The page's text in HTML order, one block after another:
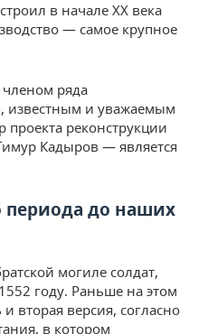
в начале XX века
— самое крупное
ряда
известным и уважаемым
реконструкции
Кадыров — является
периода до наших
могиле солдат,
году. Раньше на этом
вторая версия, согласно
в котором